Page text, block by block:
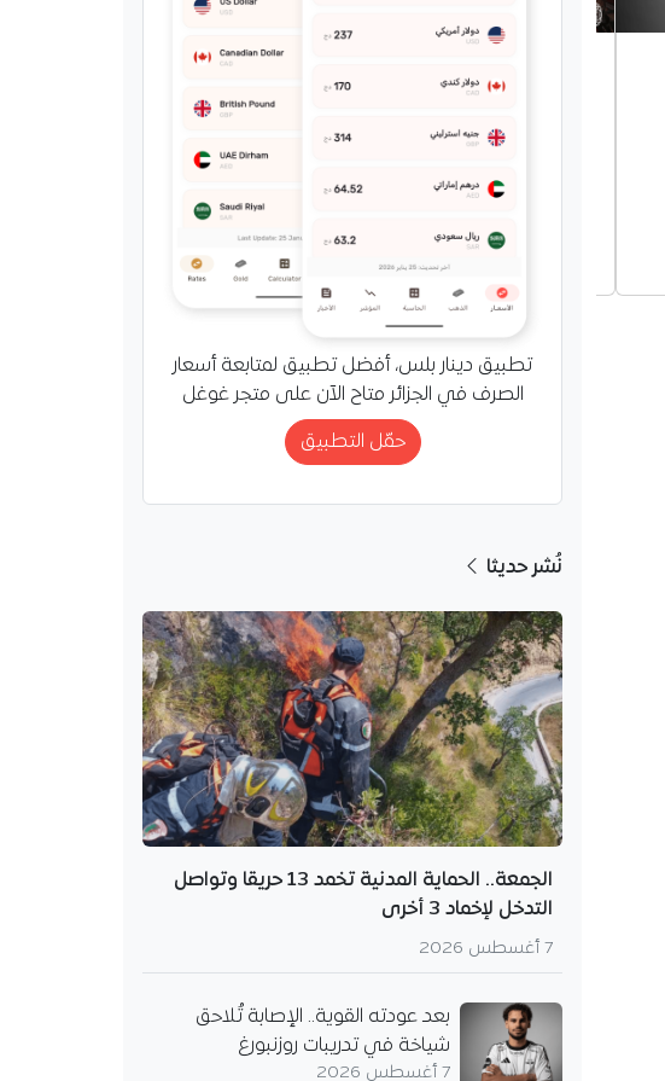
الجزائري إسماعيل بن ناصر مع
نادي ميلان، بعدما فسخ العقد
تطبيق دينار بلس، أفضل تطبيق لمتابعة أسعار
الصرف في الجزائر متاح الآن على متجر غوغل
حمّل التطبيق
نُشر حديثا
الجمعة.. الحماية المدنية تخمد 13 حريقا وتواصل
التدخل لإخماد 3 أخرى
7 أغسطس 2026
بعد عودته القوية.. الإصابة تُلاحق
شياخة في تدريبات روزنبورغ
7 أغسطس 2026